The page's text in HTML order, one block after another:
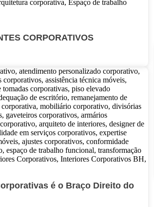
CORPORATIVOS
é o Braço Direito do